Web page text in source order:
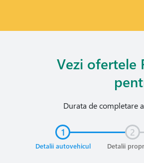
Vezi ofertele
Durata de completare
1
Detalii autovehicul
2
Detalii